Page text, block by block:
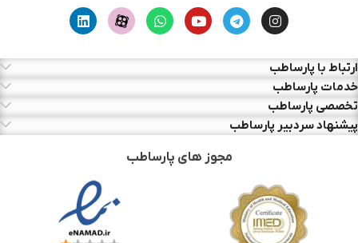
ارتباط با پارساطب
خدمات پارساطب
تخصصی پارساطب
پیشنهاد سردبیر پارساطب
مجوز های پارساطب